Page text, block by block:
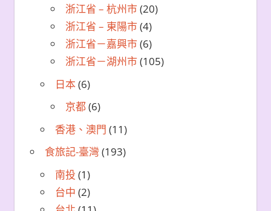
浙江省 – 杭州市(20)
浙江省 – 東陽市(4)
浙江省－嘉興市(6)
浙江省－湖州市(105)
日本(6)
京都(6)
香港、澳門 (11)
食旅記-臺灣 (193)
南投 (1)
台中 (2)